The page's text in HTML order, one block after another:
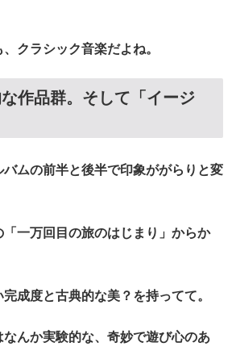
クラシック音楽だよね。
作品群。そして「イージ
バムの前半と後半で印象ががらりと変
一万回目の旅のはじまり」からか
成度と古典的な美？を持ってて。
んか実験的な、奇妙で遊び心のあ